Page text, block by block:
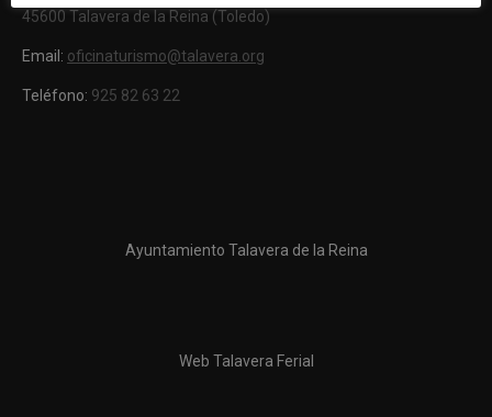
45600 Talavera de la Reina (Toledo)
Email: oficinaturismo@talavera.org
Teléfono: 925 82 63 22
Ayuntamiento Talavera de la Reina
Web Talavera Ferial